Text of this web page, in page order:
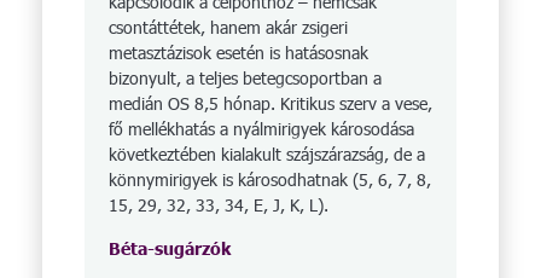
csontáttétek, hanem akár zsigeri
metasztázisok esetén is hatásosnak
bizonyult, a teljes betegcsoportban a
medián OS 8,5 hónap. Kritikus szerv a vese,
fő mellékhatás a nyálmirigyek károsodása
következtében kialakult szájszárazság, de a
könnymirigyek is károsodhatnak (5, 6, 7, 8,
15, 29, 32, 33, 34, E, J, K, L).
Béta-sugárzók